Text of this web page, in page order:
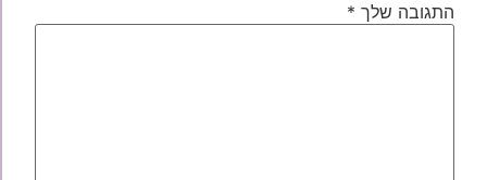
התגובה שלך *